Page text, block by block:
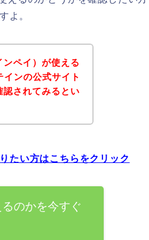
よ。
ペイ）が使える
ンの公式サイト
されてみるとい
たい方はこちらをクリック
のかを今すぐ